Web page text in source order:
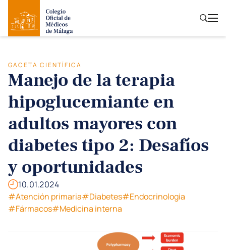
GACETA CIENTÍFICA
Manejo de la terapia
hipoglucemiante en
adultos mayores con
diabetes tipo 2: Desafíos
y oportunidades
10.01.2024
#Atención primaria#Diabetes#Endocrinología
#Fármacos#Medicina interna